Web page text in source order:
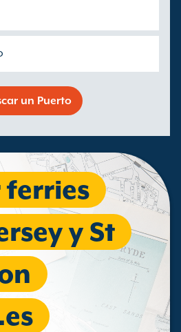
un Puerto
ferries
y St